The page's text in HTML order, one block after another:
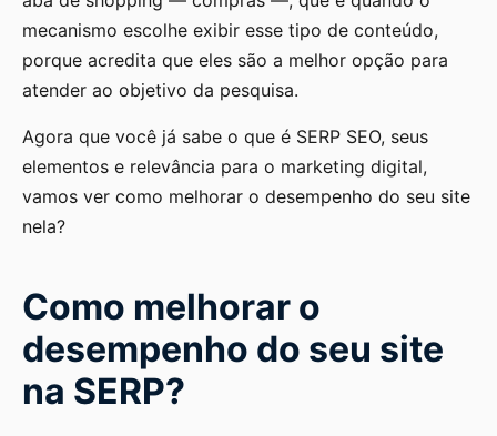
mecanismo escolhe exibir esse tipo de conteúdo,
porque acredita que eles são a melhor opção para
atender ao objetivo da pesquisa.
Agora que você já sabe o que é SERP SEO, seus
elementos e relevância para o marketing digital,
vamos ver como melhorar o desempenho do seu site
nela?
Como melhorar o
desempenho do seu site
na SERP?